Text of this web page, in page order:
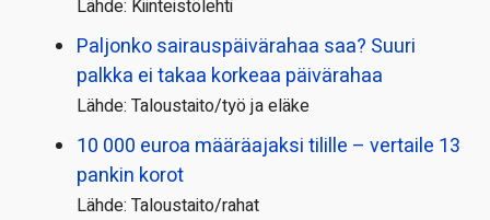
Lähde: Kiinteistölehti
Paljonko sairauspäivä­rahaa saa? Suuri
palkka ei takaa korkeaa päivärahaa
Lähde: Taloustaito/työ ja eläke
10 000 euroa määräajaksi tilille – vertaile 13
pankin korot
Lähde: Taloustaito/rahat